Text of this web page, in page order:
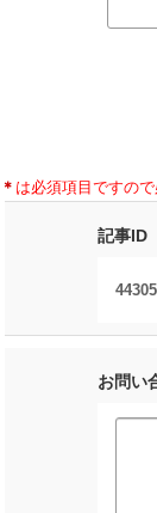
＊ は必須項目ですの
記事ID
44305
お問い